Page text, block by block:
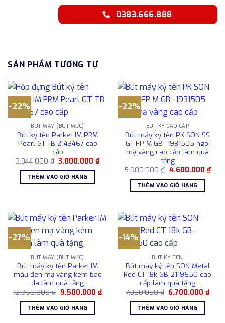
0383.666.888
SẢN PHẨM TƯƠNG TỰ
-22%
BÚT MÁY (BÚT MỰC)
Bút ký tên Parker IM PRM
Pearl GT TB 2143467 cao
cấp
3.844.000₫ Giá
là:
3.844.000 ₫.
3.000.000₫Giá
3.000.000 ₫.
THÊM VÀO GIỎ HÀNG
-22%
BÚT KÝ CAO CẤP
Bút máy ký tên PK SON SS
GT FP M GB -1931505 ngòi
mạ vàng cao cấp làm quà
tặng
5.900.000₫ Giá
là:
5.900.000 ₫.
4.600.000 ₫Giá
THÊM VÀO GIỎ HÀNG
-27%
BÚT MÁY (BÚT MỰC)
Bút máy ký tên Parker IM
màu đen mạ vàng kèm bao
da làm quà tặng
12.950.000₫ Giá
là:
12.950.000 ₫.
9.500.000 ₫Giá
hiện
9.500.000 ₫.
THÊM VÀO GIỎ HÀNG
-14%
BÚT KÝ TÊN
Bút máy ký tên SON Metal
Red CT 18k GB-2119650 cao
cấp làm quà tặng
7.800.000₫ Giá
là:
7.800.000 ₫.
6.700.000₫Giá
hiện
THÊM VÀO GIỎ HÀNG